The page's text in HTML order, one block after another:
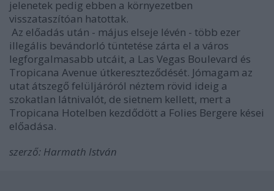
jelenetek pedig ebben a környezetben
visszataszítóan hatottak.
Az előadás után - május elseje lévén - több ezer
illegális bevándorló tüntetése zárta el a város
legforgalmasabb utcáit, a Las Vegas Boulevard és
Tropicana Avenue útkereszteződését. Jómagam az
utat átszegő felüljáróról néztem rövid ideig a
szokatlan látnivalót, de sietnem kellett, mert a
Tropicana Hotelben kezdődött a Folies Bergere kései
előadása.
szerző: Harmath István